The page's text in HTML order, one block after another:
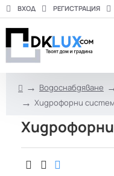
ВХОД РЕГИСТРАЦИЯ
m
e
Водоснабдяване
Хидрофорни